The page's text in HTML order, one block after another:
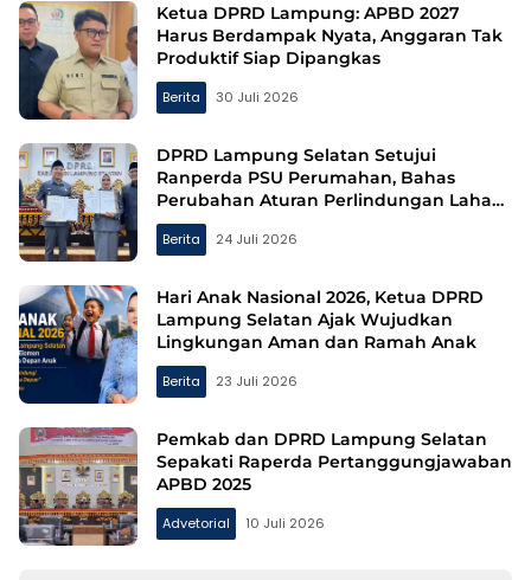
Ketua DPRD Lampung: APBD 2027
Harus Berdampak Nyata, Anggaran Tak
Produktif Siap Dipangkas
Berita 30 Juli 2026
DPRD Lampung Selatan Setujui
Ranperda PSU Perumahan, Bahas
Perubahan Aturan Perlindungan Lahan
Pertanian
Berita 24 Juli 2026
Hari Anak Nasional 2026, Ketua DPRD
Lampung Selatan Ajak Wujudkan
Lingkungan Aman dan Ramah Anak
Berita 23 Juli 2026
Pemkab dan DPRD Lampung Selatan
Sepakati Raperda Pertanggungjawaban
APBD 2025
Advetorial 10 Juli 2026